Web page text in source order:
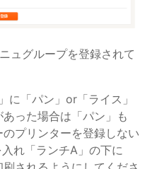
ュグループを登録されて
に「パン」or「ライス」
った場合は「パン」も
のプリンターを登録しない
れ「ランチA」の下に